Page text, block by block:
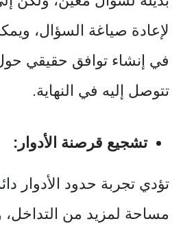
لإعادة صياغة السؤال،
في إنشاء توافق حقيقي
تتوصل إليه في النهاية.
تشجيع قرصنة الأدوار:
تؤدي تجربة حدود الأدوار
مساحة لمزيد من التداخل،